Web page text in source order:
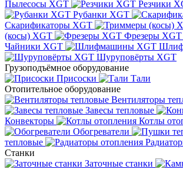
Пылесосы XGT
Резчики
Рубанки XGT
Скарификаторы XGT
(косы) XGT
Фрезеры XGT
Чайники XGT
Шуруповёрты XGT
Грузоподъёмное оборудование
Присоски
Тали
Отопительное оборудование
Вентиляторы
Завесы тепловые
Конвекторы
Котлы
Обогреватели
тепловые
Станки
Заточные станки